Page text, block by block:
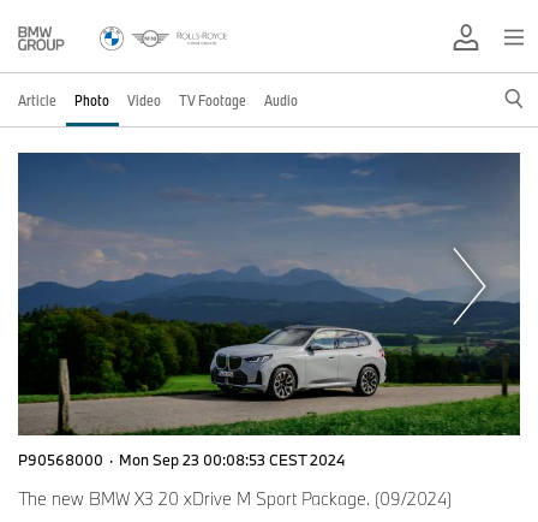
Article Photo Video TV Footage Audio
P90568000 · Mon Sep 23 00:08:53 CEST 2024
The new BMW X3 20 xDrive M Sport Package. (09/2024)